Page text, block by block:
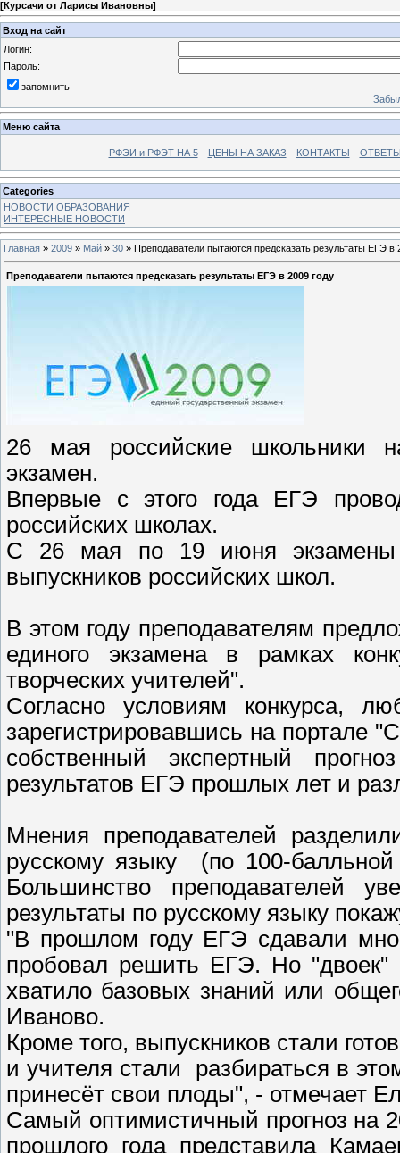
[Курсачи от Ларисы Ивановны]
Вход на сайт
Логин:
Пароль:
запомнить
Меню сайта
РФЭИ и РФЭТ НА 5 ЦЕНЫ НА ЗАКАЗ КОНТАКТЫ
Categories
НОВОСТИ ОБРАЗОВАНИЯ
ИНТЕРЕСНЫЕ НОВОСТИ
Главная » 2009 » Май » 30 » Преподаватели пытаются предсказать результаты ЕГЭ в
Преподаватели пытаются предсказать результаты ЕГЭ в 2009 году
26 мая российские школьники
экзамен.
Впервые с этого года ЕГЭ
российских школах.
С 26 мая по 19 июня экзамены
выпускников российских школ.
В этом году преподавателям
единого экзамена в рамках
творческих учителей".
Согласно условиям конкурса,
зарегистрировавшись на портале
собственный экспертный
результатов ЕГЭ прошлых лет и
Мнения преподавателей
русскому языку (по 100-
Большинство преподавателей
результаты по русскому языку
"В прошлом году ЕГЭ сдавали
пробовал решить ЕГЭ. Но
хватило базовых знаний или
Иваново.
Кроме того, выпускников стали
и учителя стали разбираться в
принесёт свои плоды", - отмечает
Самый оптимистичный прогноз на
прошлого года представила